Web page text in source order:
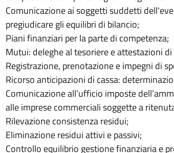
Comunicazione ai soggetti suddetti
pregiudicare gli equilibri di bilancio;
Piani finanziari per la parte di competenza;
Mutui: deleghe al tesoriere e attestazioni
Registrazione, prenotazione e impegni di
Ricorso anticipazioni di cassa:
Comunicazione all’ufficio imposte
alle imprese commerciali soggette a
Rilevazione consistenza residui;
Eliminazione residui attivi e passivi;
Controllo equilibrio gestione finanziaria e